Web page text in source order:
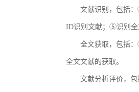
文献识别，包括
ID识别文献；⑤识别全
全文获取，包括
全文文献的获取。
文献分析评价，